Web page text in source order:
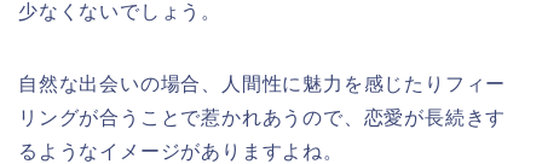
少なくないでしょう。
自然な出会いの場合、人間性に魅力を感じたりフィー
リングが合うことで惹かれあうので、恋愛が長続きす
るようなイメージがありますよね。